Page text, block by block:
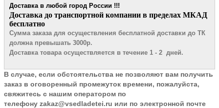
Доставка в любой город России !!!
​Доставка до транспортной компании в пределах МКАД
бесплатно
Сумма заказа для осуществления бесплатной доставки до ТК
должна превышать 3000р.
Доставка товара осуществляется в течение 1 - 2 дней.
В случае, если обстоятельства не позволяют вам получить
заказ в оговоренный промежуток времени, пожалуйста,
свяжитесь с нашим оператором по
телефону zakaz@vsedladetei.ru или по электронной почте